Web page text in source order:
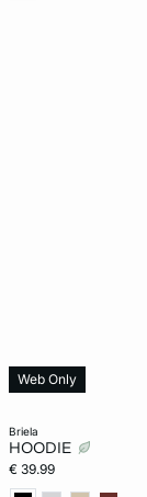
briela
HOODIE
€ 39.99
Web Only